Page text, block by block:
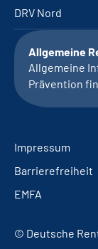
DRV Nord
Allgemeine
Allgemeine
Prävention
Impressum
Barrierefreiheit
EMFA
© Deutsche